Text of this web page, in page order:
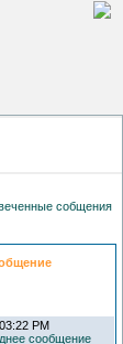
собщения
PM